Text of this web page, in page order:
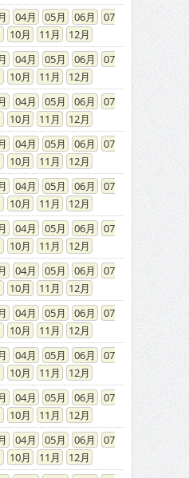
04 05 06
07
10 11
12
04 05 06
07
10 11
12
04 05 06
07
10 11
12
04 05 06
07
10 11
12
04 05 06
07
10 11
12
04 05 06
07
10 11
12
04 05 06
07
10 11
12
04 05 06
07
10 11
12
04 05 06
07
10 11
12
04 05 06
07
10 11
12
04 05 06
07
10 11
12